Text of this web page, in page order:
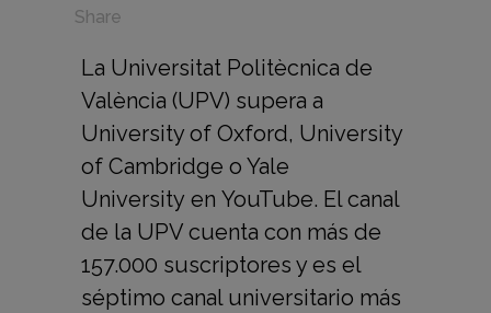
Share
La Universitat Politècnica de
València (UPV) supera a
University of Oxford, University
of Cambridge o Yale
University en YouTube. El canal
de la UPV cuenta con más de
157.000 suscriptores y es el
séptimo canal universitario más